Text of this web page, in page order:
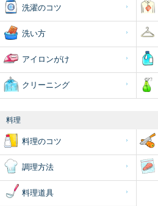
洗濯のコツ
洗い方
アイロンがけ
クリーニング
料理
料理のコツ
調理方法
料理道具